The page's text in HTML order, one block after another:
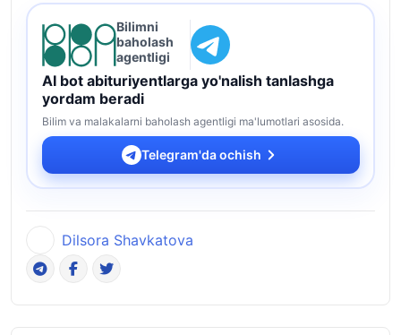
Bilimni
baholash
agentligi
AI bot abituriyentlarga yo'nalish tanlashga
yordam beradi
Bilim va malakalarni baholash agentligi ma'lumotlari asosida.
Telegram'da ochish
Dilsora Shavkatova